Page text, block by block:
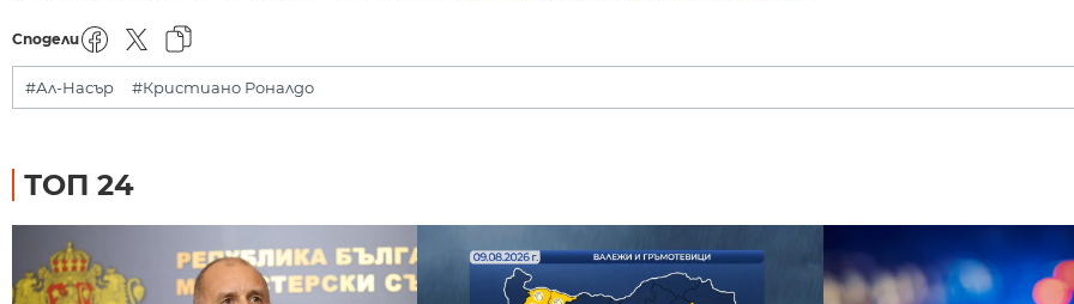
Сподели
#Ал-Насър #Кристиано Роналдо
ТОП 24